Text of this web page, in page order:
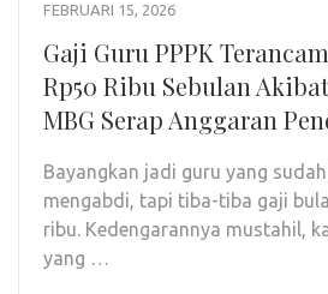
FEBRUARI 15, 2026
Gaji Guru PPPK
Rp50 Ribu Sebulan
MBG Serap Anggaran
Bayangkan jadi guru yang
mengabdi, tapi tiba-tiba gaji
ribu. Kedengarannya mustahil,
yang …